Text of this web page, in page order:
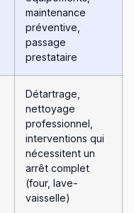
maintenance
préventive,
passage
prestataire
Détartrage,
nettoyage
professionnel,
interventions qui
nécessitent un
arrêt complet
(four, lave-
vaisselle)